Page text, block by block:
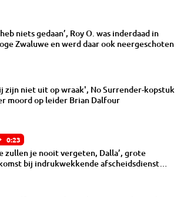
niets gedaan’, Roy O. was inderdaad in
Zwaluwe en werd daar ook neergeschoten
zijn niet uit op wraak', No Surrender-kopstuk
moord op leider Brian Dalfour
0:23
zullen je nooit vergeten, Dalla’, grote
bij indrukwekkende afscheidsdienst